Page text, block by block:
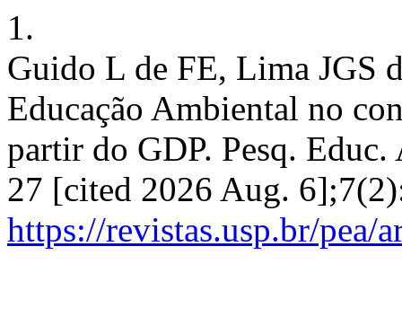
1.
Guido L de FE, Lima JGS
Educação Ambiental no
partir do GDP. Pesq.
27 [cited 2026 Aug.
https://revistas.usp.br/pea/